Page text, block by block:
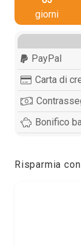
giorni
PayPal
Carta di
Bonifico
Risparmia